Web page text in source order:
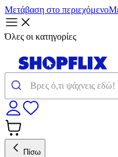
Μετάβαση στο περιεχόμενο
Όλες οι κατηγορίες
Πίσω